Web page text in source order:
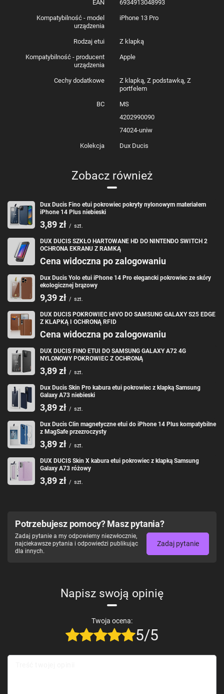
praktyczna kieszonka na kartę kredytową, wizytówkę czy
dowód osobisty
Zintegrowane przyciski– Blokują drogę pod nakładkę wszelkiemu
niezbędnych portów.
iPhone 13 Pro
EAN 6934913048993
Kompatybilność - model
urządzenia
iPhone 13 Pro
Rodzaj etui Z klapką
Kompatybilność - producent
urządzenia
Apple
Cechy dodatkowe
Z klapką, Z podstawką, Z
portfelem
BC
MS
4202990090
74024-uniw
Kolekcja Dux Ducis
Zobacz również
Dux Ducis Fino etui pokrowiec pokryty nylonowym materiałem
iPhone 14 Plus niebieski
3,89 zł / szt.
DUX DUCIS SZKŁO HARTOWANE HD DO NINTENDO SWITCH 2
OCHRONA EKRANU Z RAMKĄ
Cena widoczna po zalogowaniu
Dux Ducis Yolo etui iPhone 14 Pro elegancki pokrowiec ze skóry
ekologicznej brązowy
9,39 zł / szt.
DUX DUCIS POKROWIEC HIVO DO SAMSUNG GALAXY S25 EDGE
Z KLAPKĄ I OCHRONĄ RFID
Cena widoczna po zalogowaniu
DUX DUCIS FINO ETUI DO SAMSUNG GALAXY A72 4G
NYLONOWY POKROWIEC Z OCHRONĄ
3,89 zł / szt.
Dux Ducis Skin Pro kabura etui pokrowiec z klapką Samsung
Galaxy A73 niebieski
3,89 zł / szt.
Dux Ducis Clin magnetyczne etui do iPhone 14 Plus kompatybilne
z MagSafe przezroczysty
3,89 zł / szt.
DUX DUCIS Skin X kabura etui pokrowiec z klapką Samsung
Galaxy A73 różowy
3,89 zł / szt.
Potrzebujesz pomocy? Masz pytania?
Zadaj pytanie a my odpowiemy niezwłocznie,
najciekawsze pytania i odpowiedzi publikując
dla innych.
Zadaj pytanie
Napisz swoją opinię
Twoja ocena:
5/5